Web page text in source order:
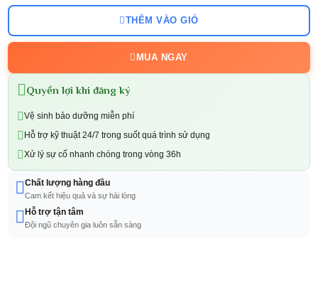
THÊM VÀO GIỎ
MUA NGAY
Quyền lợi khi đăng ký
Vệ sinh bảo dưỡng miễn phí
Hỗ trợ kỹ thuật 24/7 trong suốt quá trình sử dụng
Xử lý sự cố nhanh chóng trong vòng 36h
Chất lượng hàng đầu
Cam kết hiệu quả và sự hài lòng
Hỗ trợ tận tâm
Đội ngũ chuyên gia luôn sẵn sàng